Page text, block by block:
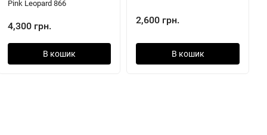
Pink Leopard 866
4,300 грн.
В кошик
2,600 грн.
В кошик